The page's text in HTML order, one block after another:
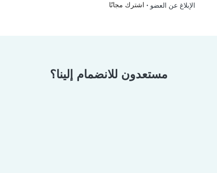
الإبلاغ عن العضو • اشترك مجانًا
مستعدون للانضمام إلينا؟